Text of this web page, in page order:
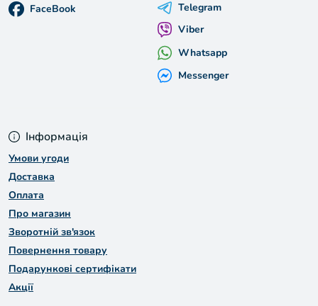
Інформація
Умови угоди
Доставка
Оплата
Про магазин
Зворотній зв'язок
Повернення товару
Подарункові сертифікати
Акції
FaceBook
Telegram
Viber
Whatsapp
Messenger